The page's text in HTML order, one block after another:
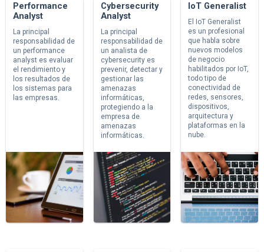
Performance
Analyst
La principal
responsabilidad de
un performance
analyst es evaluar
el rendimiento y
los resultados de
los sistemas para
las empresas.
Cybersecurity
Analyst
La principal
responsabilidad de
un analista de
cybersecurity es
prevenir, detectar y
gestionar las
amenazas
informáticas,
protegiendo a la
empresa de
amenazas
informáticas.
IoT Generalist
El IoT Generalist
es un profesional
que habla sobre
nuevos modelos
de negocio
habilitados por IoT,
todo tipo de
conectividad de
redes, sensores,
dispositivos,
arquitectura y
plataformas en la
nube.